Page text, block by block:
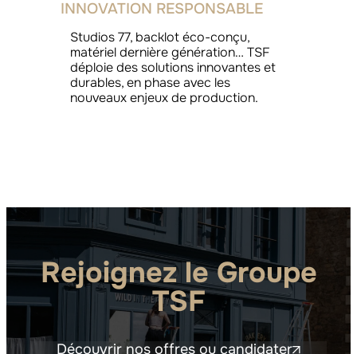
INNOVATION RESPONSABLE
Studios 77, backlot éco-conçu,
matériel dernière génération… TSF
déploie des solutions innovantes et
durables, en phase avec les
nouveaux enjeux de production.
Rejoignez le Groupe
TSF
Découvrir nos offres ou candidater